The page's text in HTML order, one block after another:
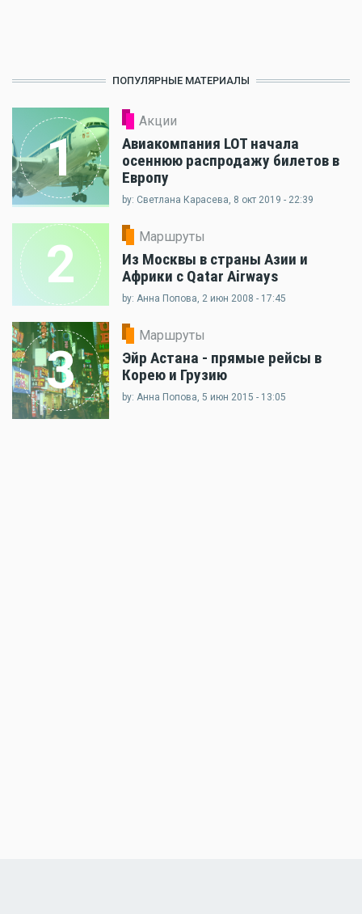
ПОПУЛЯРНЫЕ МАТЕРИАЛЫ
1
Акции
Авиакомпания LOT начала
осеннюю распродажу билетов в
Европу
by: Светлана Карасева, 8 окт 2019 - 22:39
2 Маршруты
Из Москвы в страны Азии и
Африки с Qatar Airways
by: Анна Попова, 2 июн 2008 - 17:45
3
Маршруты
Эйр Астана - прямые рейсы в
Корею и Грузию
by: Анна Попова, 5 июн 2015 - 13:05